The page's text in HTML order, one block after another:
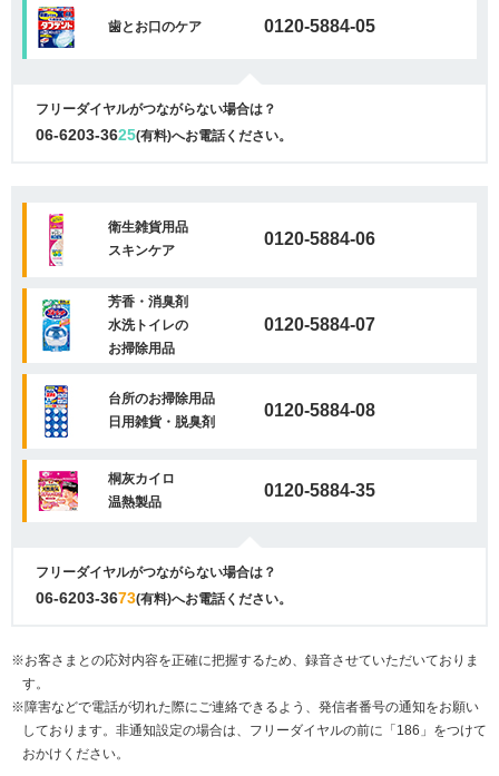
歯とお口のケア 0120-5884-05
フリーダイヤルがつながらない場合は？
06-6203-3625(有料)へお電話ください。
衛生雑貨用品
スキンケア
0120-5884-06
芳香・消臭剤
水洗トイレの
お掃除用品
0120-5884-07
台所のお掃除用品
日用雑貨・脱臭剤
0120-5884-08
桐灰カイロ
温熱製品
0120-5884-35
フリーダイヤルがつながらない場合は？
06-6203-3673(有料)へお電話ください。
※お客さまとの応対内容を正確に把握するため、録音させていただいておりま
す。
※障害などで電話が切れた際にご連絡できるよう、発信者番号の通知をお願い
しております。非通知設定の場合は、フリーダイヤルの前に「186」をつけて
おかけください。